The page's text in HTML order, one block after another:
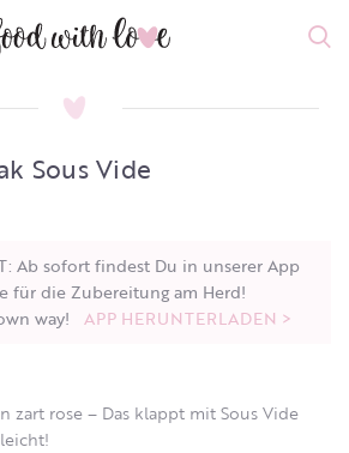
Sous Vide
Ab sofort findest Du in unserer App
für die Zubereitung am Herd!
way! APP HERUNTERLADEN >
zart rose – Das klappt mit Sous Vide